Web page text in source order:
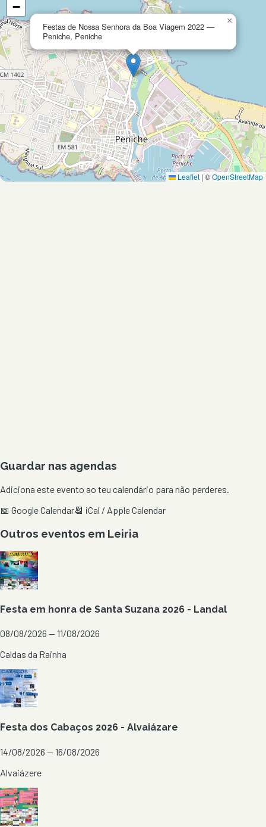
Festas de Nossa Senhora da Boa Viagem 2022 —
Peniche, Peniche
×
−
Leaflet | ©OpenStreetMap
Guardar nas agendas
Adiciona este evento ao teu calendário para não perderes.
📅 Google Calendar📆 iCal / Apple Calendar
Outros eventos em Leiria
Festa em honra de Santa Suzana 2026 - Landal
08/08/2026 — 11/08/2026
Caldas da Rainha
Festa dos Cabaços 2026 - Alvaiázare
14/08/2026 — 16/08/2026
Alvaiázere